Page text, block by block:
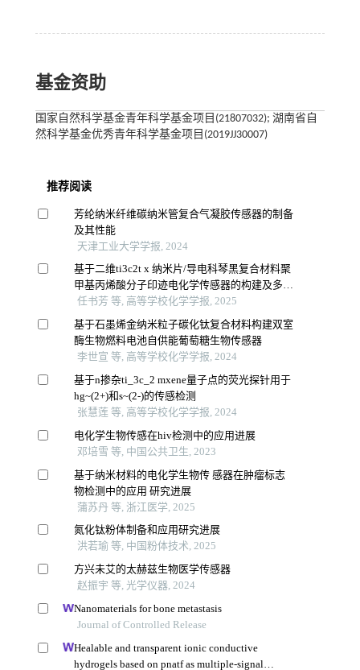
基金资助
国家自然科学基金青年科学基金项目(21807032); 湖南省自
然科学基金优秀青年科学基金项目(2019JJ30007)